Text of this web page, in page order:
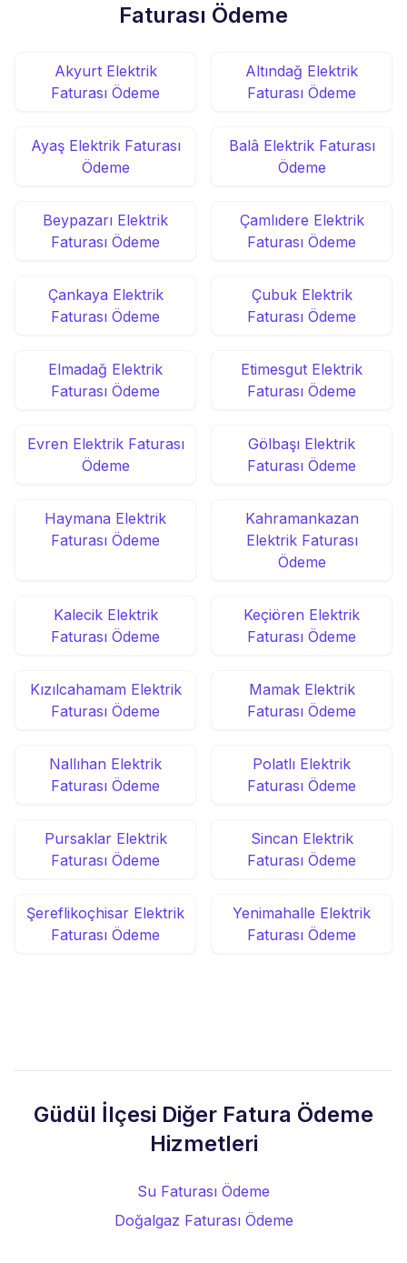
Faturası Ödeme
Akyurt Elektrik
Faturası Ödeme
Altındağ Elektrik
Faturası Ödeme
Ayaş Elektrik Faturası
Ödeme
Balâ Elektrik Faturası
Ödeme
Beypazarı Elektrik
Faturası Ödeme
Çamlıdere Elektrik
Faturası Ödeme
Çankaya Elektrik
Faturası Ödeme
Çubuk Elektrik
Faturası Ödeme
Elmadağ Elektrik
Faturası Ödeme
Etimesgut Elektrik
Faturası Ödeme
Evren Elektrik Faturası
Ödeme
Gölbaşı Elektrik
Faturası Ödeme
Haymana Elektrik
Faturası Ödeme
Kahramankazan
Elektrik Faturası
Ödeme
Kalecik Elektrik
Faturası Ödeme
Keçiören Elektrik
Faturası Ödeme
Kızılcahamam Elektrik
Faturası Ödeme
Mamak Elektrik
Faturası Ödeme
Nallıhan Elektrik
Faturası Ödeme
Polatlı Elektrik
Faturası Ödeme
Pursaklar Elektrik
Faturası Ödeme
Sincan Elektrik
Faturası Ödeme
Şereflikoçhisar Elektrik
Faturası Ödeme
Yenimahalle Elektrik
Faturası Ödeme
Güdül İlçesi Diğer Fatura Ödeme
Hizmetleri
Su Faturası Ödeme
Doğalgaz Faturası Ödeme